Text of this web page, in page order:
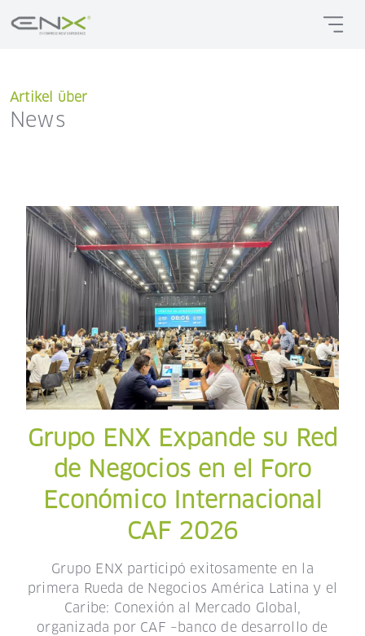
Artikel über
News
Grupo ENX Expande su Red
de Negocios en el Foro
Económico Internacional
CAF 2026
Grupo ENX participó exitosamente en la
primera Rueda de Negocios América Latina y el
Caribe: Conexión al Mercado Global,
organizada por CAF –banco de desarrollo de